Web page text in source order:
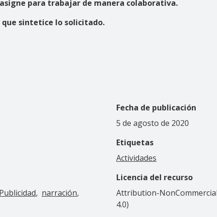
para trabajar de manera colaborativa.
sintetice lo solicitado.
narración
Fecha de publicación
5 de agosto de 2020
Etiquetas
Actividades
Licencia del recurso
Attribution-
4.0)